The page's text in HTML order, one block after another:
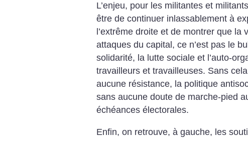
L’enjeu, pour les militantes et
être de continuer inlassablement à
l’extrême droite et de montrer que la
attaques du capital, ce n’est pas le
solidarité, la lutte sociale et l’auto-
travailleurs et travailleuses. Sans
aucune résistance, la politique
sans aucune doute de marche-pied
échéances électorales.
Enfin, on retrouve, à gauche, les